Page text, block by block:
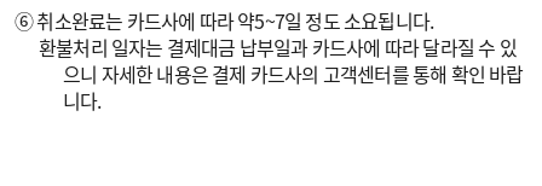
⑥ 취소완료는 카드사에 따라 약5~7일 정도 소요됩니다.
환불처리 일자는 결제대금 납부일과 카드사에 따라 달라질 수 있
으니 자세한 내용은 결제 카드사의 고객센터를 통해 확인 바랍
니다.